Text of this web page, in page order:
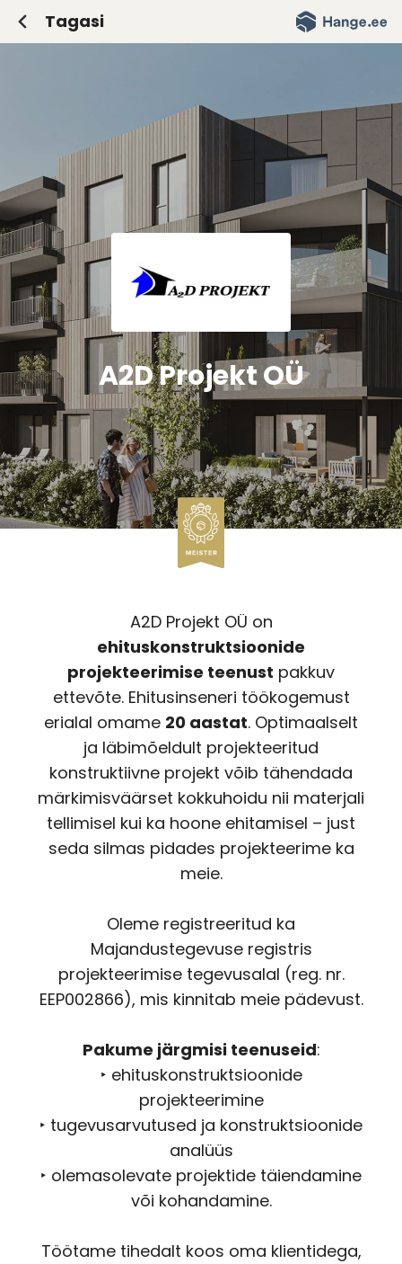
Tagasi
A2D Projekt OÜ
A2D Projekt OÜ on
ehituskonstruktsioonide
projekteerimise teenust pakkuv
ettevõte. Ehitusinseneri töökogemust
erialal omame 20 aastat. Optimaalselt
ja läbimõeldult projekteeritud
konstruktiivne projekt võib tähendada
märkimisväärset kokkuhoidu nii materjali
tellimisel kui ka hoone ehitamisel – just
seda silmas pidades projekteerime ka
meie.
Oleme registreeritud ka
Majandustegevuse registris
projekteerimise tegevusalal (reg. nr.
EEP002866), mis kinnitab meie pädevust.
Pakume järgmisi teenuseid:
‣ ehituskonstruktsioonide
projekteerimine
‣ tugevusarvutused ja konstruktsioonide
analüüs
‣ olemasolevate projektide täiendamine
või kohandamine.
Töötame tihedalt koos oma klientidega,
Teie nimi:
Teie e-post:
Teie telefon:
E-kirja sisu:
Saada mulle koopia
Lisa pilte